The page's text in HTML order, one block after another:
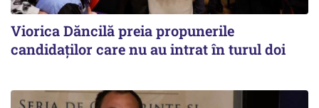
Viorica Dăncilă preia propunerile
candidaților care nu au intrat în turul doi